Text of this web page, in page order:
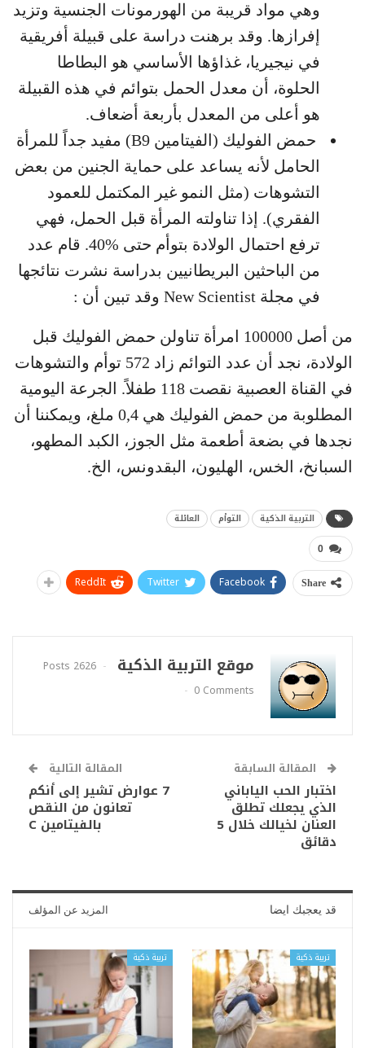
وهي مواد قريبة من الهورمونات الجنسية وتزيد
إفرازها. وقد برهنت دراسة على قبيلة أفريقية
في نيجيريا، غذاؤها الأساسي هو البطاطا
الحلوة، أن معدل الحمل بتوائم في هذه القبيلة
هو أعلى من المعدل بأربعة أضعاف.
حمض الفوليك (الفيتامين B9) مفيد جداً للمرأة
الحامل لأنه يساعد على حماية الجنين من بعض
التشوهات (مثل النمو غير المكتمل للعمود
الفقري). إذا تناولته المرأة قبل الحمل، فهي
ترفع احتمال الولادة بتوأم حتى %40. قام عدد
من الباحثين البريطانيين بدراسة نشرت نتائجها
في مجلة New Scientist وقد تبين أن :
من أصل 100000 امرأة تناولن حمض الفوليك قبل
الولادة، نجد أن عدد التوائم زاد 572 توأم والتشوهات
في القناة العصبية نقصت 118 طفلاً. الجرعة اليومية
المطلوبة من حمض الفوليك هي 0,4 ملغ، ويمكننا أن
نجدها في بضعة أطعمة مثل الجوز، الكبد المطهو،
السبانخ، الخس، الهليون، البقدونس، الخ.
التربية الذكية التوأم العائلة
0
Share
Facebook
Twitter
ReddIt
موقع التربية الذكية
2626 Posts
0 Comments
المقالة السابقة
اختبار الحب الياباني
الذي يجعلك تطلق
العنان لخيالك خلال 5
دقائق
المقالة التالية
7 عوارض تشير إلى أنكم
تعانون من النقص
بالفيتامين C
قد يعجبك ايضا المزيد عن المؤلف
تربية ذكية تربية ذكية